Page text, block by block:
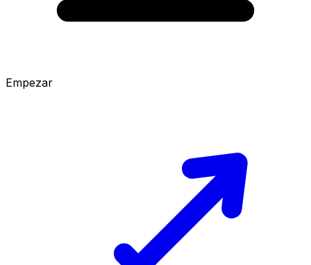
Empezar